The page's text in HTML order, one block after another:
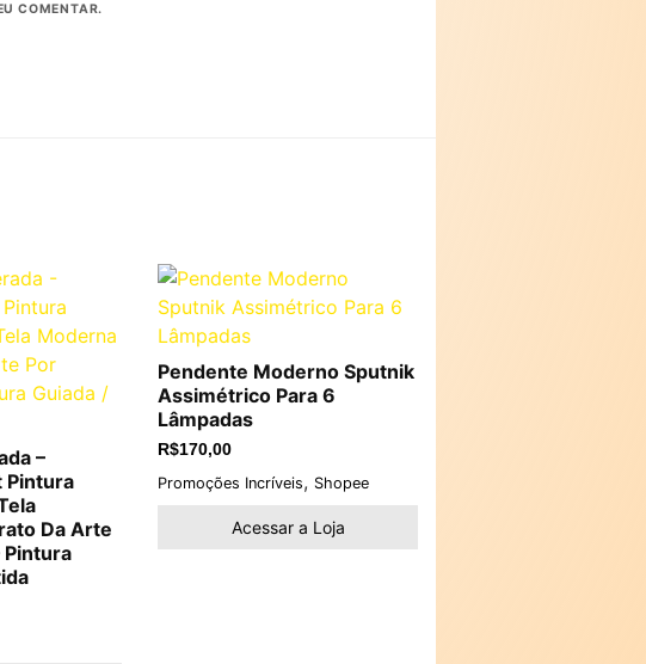
COMENTAR.
–
Pintura
Da Arte
Pintura
Pendente Moderno Sputnik
Assimétrico Para 6
Lâmpadas
R$170,00
Promoções Incríveis, Shopee
Acessar a Loja